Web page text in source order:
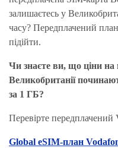
залишаєтесь у
часу? Передплачений
підійти.
Чи знаєте ви, що ціни на
Великобританії
за 1 ГБ?
Перевірте
Global eSIM-план